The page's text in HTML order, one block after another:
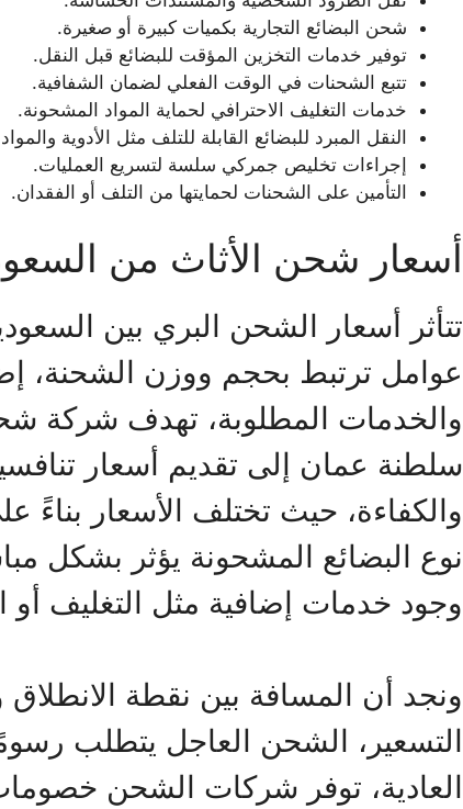
شحن البضائع التجارية بكميات كبيرة أو صغيرة.
توفير خدمات التخزين المؤقت للبضائع قبل النقل.
تتبع الشحنات في الوقت الفعلي لضمان الشفافية.
خدمات التغليف الاحترافي لحماية المواد المشحونة.
النقل المبرد للبضائع القابلة للتلف مثل الأدوية والمواد
إجراءات تخليص جمركي سلسة لتسريع العمليات.
التأمين على الشحنات لحمايتها من التلف أو الفقدان.
أسعار شحن الأثاث من
تتأثر أسعار الشحن البري بين
عوامل ترتبط بحجم ووزن الشحنة،
والخدمات المطلوبة، تهدف شركة
سلطنة عمان إلى تقديم أسعار
والكفاءة، حيث تختلف الأسعار بناءً
نوع البضائع المشحونة يؤثر بشكل
وجود خدمات إضافية مثل التغليف أو
ونجد أن المسافة بين نقطة الانطلاق
التسعير، الشحن العاجل يتطلب
العادية، توفر شركات الشحن خصومات